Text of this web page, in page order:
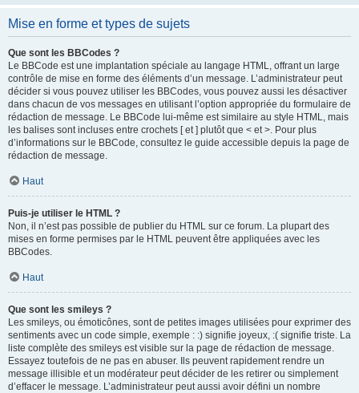
Mise en forme et types de sujets
Que sont les BBCodes ?
Le BBCode est une implantation spéciale au langage HTML, offrant un large
contrôle de mise en forme des éléments d’un message. L’administrateur peut
décider si vous pouvez utiliser les BBCodes, vous pouvez aussi les désactiver
dans chacun de vos messages en utilisant l’option appropriée du formulaire de
rédaction de message. Le BBCode lui-même est similaire au style HTML, mais
les balises sont incluses entre crochets [ et ] plutôt que < et >. Pour plus
d’informations sur le BBCode, consultez le guide accessible depuis la page de
rédaction de message.
Haut
Puis-je utiliser le HTML ?
Non, il n’est pas possible de publier du HTML sur ce forum. La plupart des
mises en forme permises par le HTML peuvent être appliquées avec les
BBCodes.
Haut
Que sont les smileys ?
Les smileys, ou émoticônes, sont de petites images utilisées pour exprimer des
sentiments avec un code simple, exemple : :) signifie joyeux, :( signifie triste. La
liste complète des smileys est visible sur la page de rédaction de message.
Essayez toutefois de ne pas en abuser. Ils peuvent rapidement rendre un
message illisible et un modérateur peut décider de les retirer ou simplement
d’effacer le message. L’administrateur peut aussi avoir défini un nombre